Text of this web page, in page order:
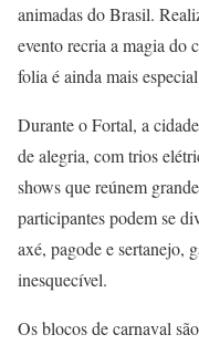
animadas do Brasil.
evento recria a magia do
folia é ainda mais
Durante o Fortal, a
de alegria, com trios
shows que reúnem
participantes podem se
axé, pagode e sertanejo,
inesquecível.
Os blocos de carnaval